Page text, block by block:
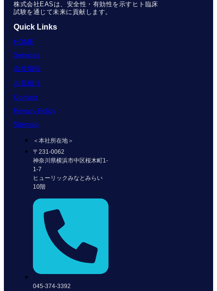
株式会社EASは、安全性・有効性を示すヒト臨床
試験を通じて未来に貢献します。
Quick Links
HOME
Services
会社情報
お見積り
Contact
Privacy Policy
Sitemap
＜本社所在地＞
〒231-0062
神奈川県横浜市中区桜木町1-
1-7
ヒューリックみなとみらい
10階
045-374-3392